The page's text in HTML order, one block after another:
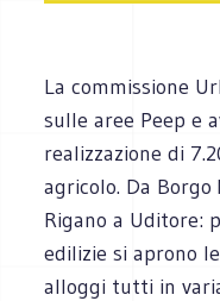
La commissione
sulle aree Peep e
realizzazione di
agricolo. Da Borgo
Rigano a Uditore:
edilizie si aprono
alloggi tutti in